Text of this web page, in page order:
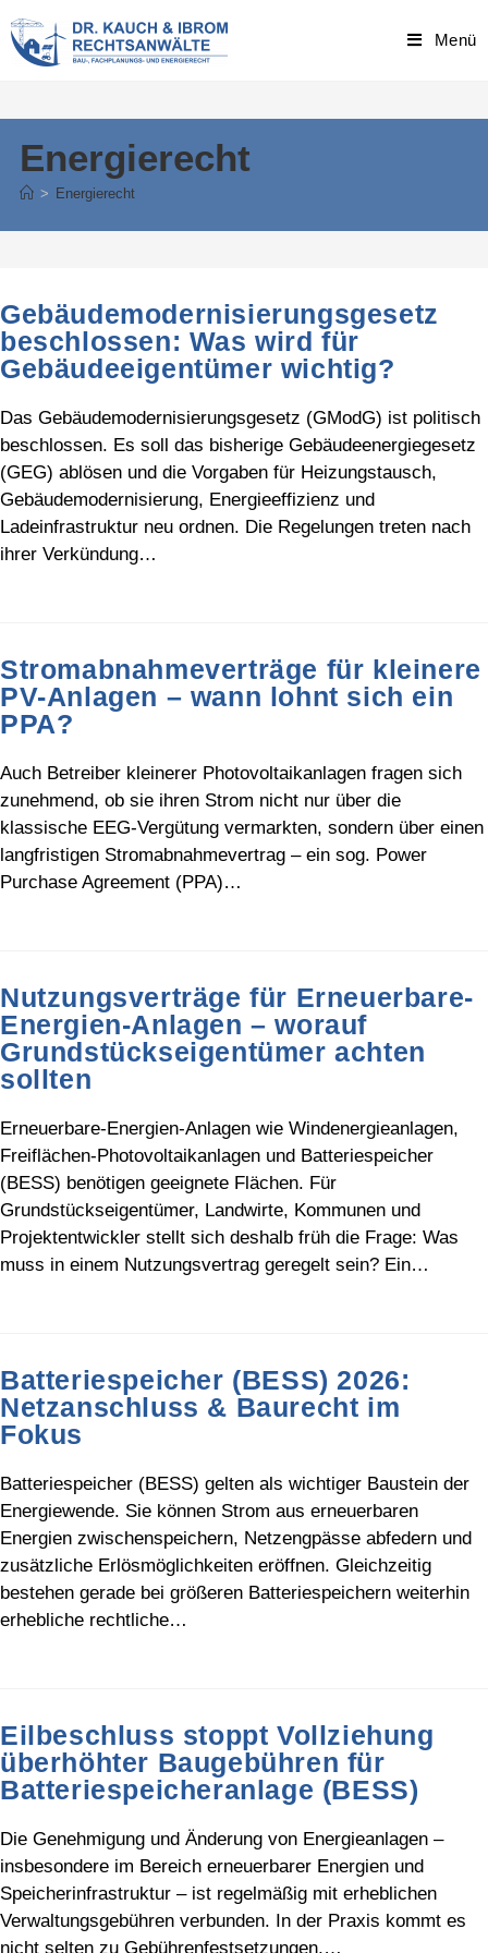
to
content
Menü
Energierecht
> Energierecht
Gebäudemodernisierungsgesetz
beschlossen: Was wird für
Gebäudeeigentümer wichtig?
Das Gebäudemodernisierungsgesetz (GModG) ist politisch
beschlossen. Es soll das bisherige Gebäudeenergiegesetz
(GEG) ablösen und die Vorgaben für Heizungstausch,
Gebäudemodernisierung, Energieeffizienz und
Ladeinfrastruktur neu ordnen. Die Regelungen treten nach
ihrer Verkündung…
Stromabnahmeverträge für kleinere
PV-Anlagen – wann lohnt sich ein
PPA?
Auch Betreiber kleinerer Photovoltaikanlagen fragen sich
zunehmend, ob sie ihren Strom nicht nur über die
klassische EEG-Vergütung vermarkten, sondern über einen
langfristigen Stromabnahmevertrag – ein sog. Power
Purchase Agreement (PPA)…
Nutzungsverträge für Erneuerbare-
Energien-Anlagen – worauf
Grundstückseigentümer achten
sollten
Erneuerbare-Energien-Anlagen wie Windenergieanlagen,
Freiflächen-Photovoltaikanlagen und Batteriespeicher
(BESS) benötigen geeignete Flächen. Für
Grundstückseigentümer, Landwirte, Kommunen und
Projektentwickler stellt sich deshalb früh die Frage: Was
muss in einem Nutzungsvertrag geregelt sein? Ein…
Batteriespeicher (BESS) 2026:
Netzanschluss & Baurecht im
Fokus
Batteriespeicher (BESS) gelten als wichtiger Baustein der
Energiewende. Sie können Strom aus erneuerbaren
Energien zwischenspeichern, Netzengpässe abfedern und
zusätzliche Erlösmöglichkeiten eröffnen. Gleichzeitig
bestehen gerade bei größeren Batteriespeichern weiterhin
erhebliche rechtliche…
Eilbeschluss stoppt Vollziehung
überhöhter Baugebühren für
Batteriespeicheranlage (BESS)
Die Genehmigung und Änderung von Energieanlagen –
insbesondere im Bereich erneuerbarer Energien und
Speicherinfrastruktur – ist regelmäßig mit erheblichen
Verwaltungsgebühren verbunden. In der Praxis kommt es
nicht selten zu Gebührenfestsetzungen,…